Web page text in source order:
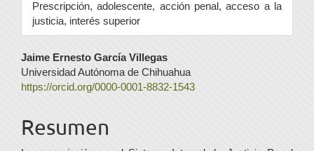
Prescripción, adolescente, acción penal, acceso a la
justicia, interés superior
Contenido
principal
artículo
Jaime Ernesto García Villegas
Universidad Autónoma de Chihuahua
https://orcid.org/0000-0001-8832-1543
Resumen